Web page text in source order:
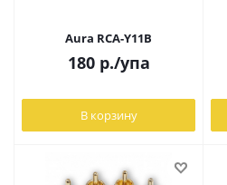
Aura RCA-Y11B
180р./упа
В корзину